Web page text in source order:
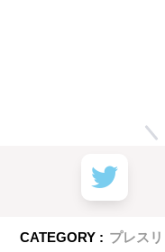
CATEGORY : プレス